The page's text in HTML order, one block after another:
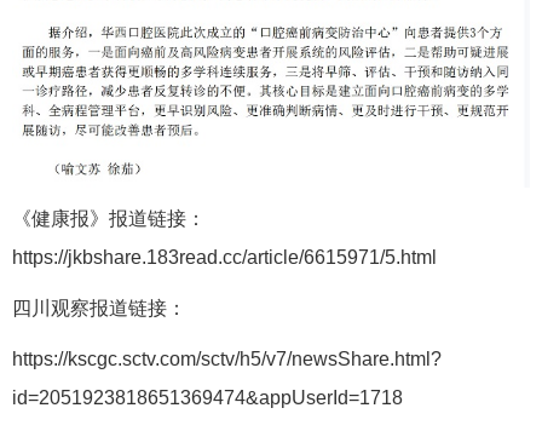
《健康报》报道链接：
https://jkbshare.183read.cc/article/6615971/5.html
四川观察报道链接：
https://kscgc.sctv.com/sctv/h5/v7/newsShare.html?
id=2051923818651369474&appUserId=1718